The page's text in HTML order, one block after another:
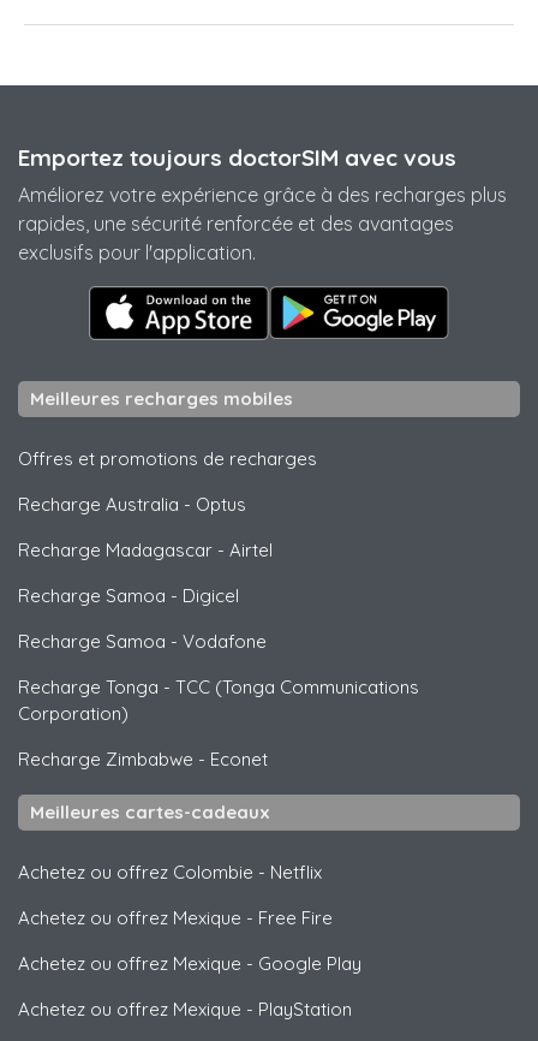
Emportez toujours doctorSIM avec vous
Améliorez votre expérience grâce à des recharges plus
rapides, une sécurité renforcée et des avantages
exclusifs pour l'application.
Meilleures recharges mobiles
Offres et promotions de recharges
Recharge Australia - Optus
Recharge Madagascar - Airtel
Recharge Samoa - Digicel
Recharge Samoa - Vodafone
Recharge Tonga - TCC (Tonga Communications
Corporation)
Recharge Zimbabwe - Econet
Meilleures cartes-cadeaux
Achetez ou offrez Colombie - Netflix
Achetez ou offrez Mexique - Free Fire
Achetez ou offrez Mexique - Google Play
Achetez ou offrez Mexique - PlayStation